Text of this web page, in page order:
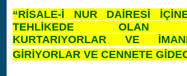
“RİSALE-İ NUR DAİRESİ
TEHLİKEDE OLAN
KURTARIYORLAR VE
GİRİYORLAR VE CENNETE